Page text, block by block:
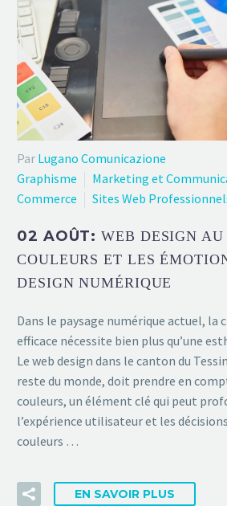
Par Lugano Comunicazione
Graphisme
Marketing et
Commerce
Sites Web
02 AOÛT:WEB DESIGN
COULEURS ET LES
DESIGN NUMÉRIQUE
Dans le paysage numérique actuel, la
efficace nécessite bien plus qu’une
Le web design dans le canton du
reste du monde, doit prendre en
couleurs, un élément clé qui peut
l’expérience utilisateur et les décisions
couleurs …
EN SAVOIR PLUS